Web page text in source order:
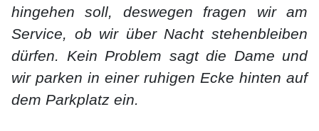
hingehen soll, deswegen fragen wir am
Service, ob wir über Nacht stehenbleiben
dürfen. Kein Problem sagt die Dame und
wir parken in einer ruhigen Ecke hinten auf
dem Parkplatz ein.